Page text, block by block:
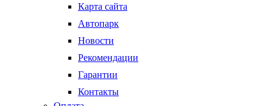
Карта сайта
Автопарк
Новости
Рекомендации
Гарантии
Контакты